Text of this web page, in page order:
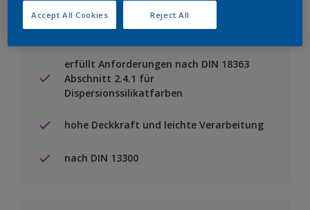
hoch wasserdampfdurchlässig,
emissionsarm und lösemittelfrei
erfüllt Anforderungen nach DIN 18363
Abschnitt 2.4.1 für
Dispersionssilikatfarben
hohe Deckkraft und leichte Verarbeitung
nach DIN 13300
Reject All
Accept All Cookies